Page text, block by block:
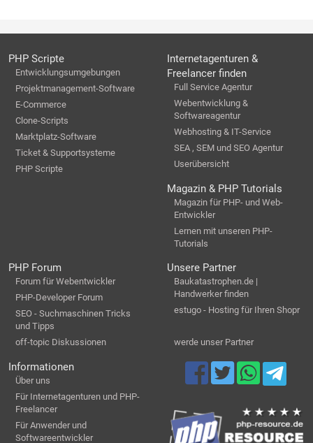
PHP Scripte
Entwicklungsumgebungen
Projektmanagement-Software
E-Commerce
Clone-Scripts
Marktplatz-Software
Ticket & Supportsysteme
PHP Scripte
Internetagenturen &
Freelancer finden
Full Service Agentur
Webentwicklung &
Softwareagentur
Webhosting & IT-Service
SEA , SEM und SEO Agentur
Userübersicht
Magazin & PHP Tutorials
Magazin für PHP- und Web-
Entwickler
Lernen mit unseren PHP-
Tutorials
PHP Forum
Forum für Webentwickler
PHP-Developer Forum
SEO - Suchmaschinen Tricks
und Tipps
off-topic Diskussionen
Unsere Partner
Baukatastrophen.de |
Handwerker finden
estugo - Hosting für Ihren Shopr
werde unser Partner
Informationen
Über uns
Für Internetagenturen und PHP-
Freelancer
Für Anwender und
Softwareentwickler